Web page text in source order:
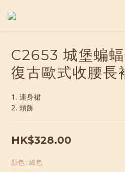
C2653 城堡蝙
復古歐式收腰長
1. 連身裙
2. 頭飾
HK$328.00
顏色 : 綠色